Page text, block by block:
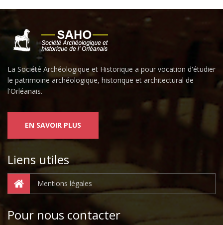
La Société Archéologique et Historique a pour vocation d'étudier
le patrimoine archéologique, historique et architectural de
l'Orléanais.
EN SAVOIR PLUS
Liens utiles
Mentions légales
Pour nous contacter